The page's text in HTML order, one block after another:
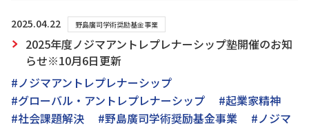
2025.04.22 野島廣司学術奨励基金事業
2025年度ノジマアントレプレナーシップ塾開催のお知
らせ※10月6日更新
#ノジマアントレプレナーシップ
#グローバル・アントレプレナーシップ
#起業家精神
#社会課題解決
#野島廣司学術奨励基金事業 #ノジマ